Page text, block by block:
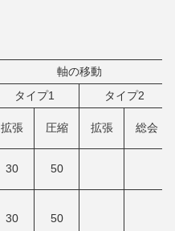
軸の移動
タイプ1
タイプ2
拡張 圧縮 拡張 総会
30 50
30 50